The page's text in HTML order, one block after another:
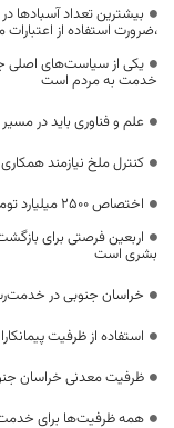
بیشترین تعداد آسبادها
،ضرورت استفاده از
یکی از سیاست‌های اصلی
خدمت به مردم است
علم و فناوری باید در
کنترل ملخ نیازمند
اختصاص 2500 میلیارد تومان برای توسعه راه‌های دوبانده خراسان جنوبی
اربعین فرصتی برای
بشری است
خراسان جنوبی در
استفاده از ظرفیت
ظرفیت معدنی خراسان
همه ظرفیت‌ها برای